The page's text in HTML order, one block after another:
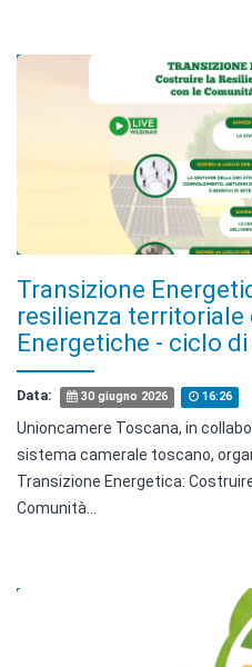
Transizione
resilienza territoriale
Energetiche - ciclo
Data: 30 giugno 2026 16:26
Unioncamere Toscana, in
sistema camerale toscano,
Transizione Energetica:
Comunità...